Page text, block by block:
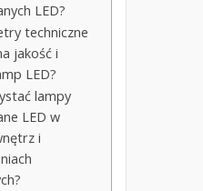
LED?
techniczne
jakość i
LED?
lampy
LED w
i